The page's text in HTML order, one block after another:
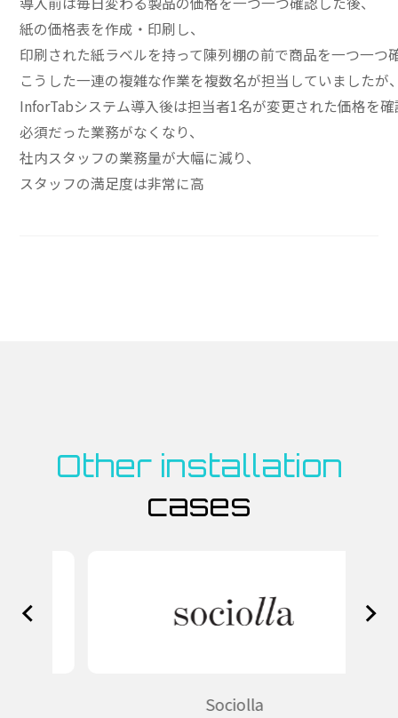
紙の価格表を作成・印刷し、
印刷された紙ラベルを持って陳列棚の前で商品を一つ一
こうした一連の複雑な作業を複数名が担当していましたが
InforTabシステム導入後は担当者1名が変更された価格を
必須だった業務がなくなり、
社内スタッフの業務量が大幅に減り、
スタッフの満足度は非常に高
Other installation
cases
Sociolla